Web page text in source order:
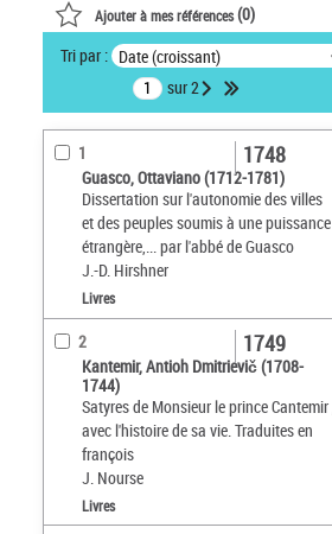
Ajouter à mes références(0)
Tri par : Date (croissant)
sur 2
1
Guasco, Ottaviano (1712-1781)
Dissertation sur l'autonomie des villes
et des peuples soumis à une puissance
étrangère,... par l'abbé de Guasco
J.-D. Hirshner
1748
Livres
2
Kantemir, Antioh Dmitrievič (1708-
1744)
Satyres de Monsieur le prince Cantemir ,
avec l'histoire de sa vie. Traduites en
françois
J. Nourse
1749
Livres